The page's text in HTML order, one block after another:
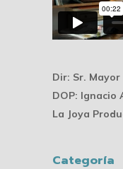
Dir: Sr. Mayor
DOP: Ignacio
La Joya
Categoría